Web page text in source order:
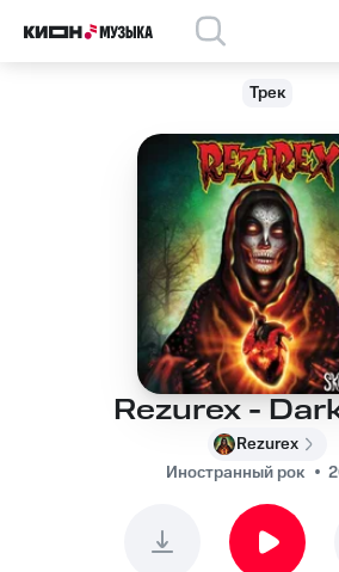
Трек
Rezurex -
Rezurex
Иностранный рок